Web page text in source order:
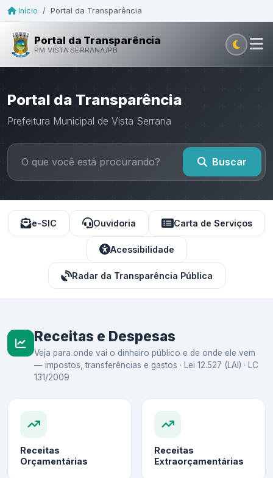
Início / Portal da Transparência
Portal da Transparência
PM VISTA SERRANA/PB
Portal da Transparência
Prefeitura Municipal de Vista Serrana
Buscar
e-SIC Ouvidoria Carta de Serviços
Acessibilidade
Radar da Transparência Pública
Receitas e Despesas
Veja para onde vai o dinheiro público e de onde ele vem
— impostos, transferências e gastos · Lei 12.527 (LAI) · LC
131/2009
Receitas
Orçamentárias
Receitas
Extraorçamentárias